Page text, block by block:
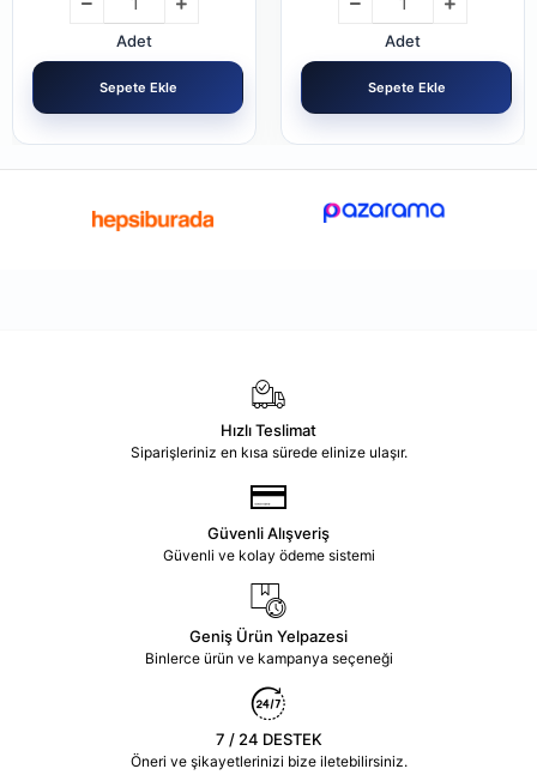
Adet
Sepete Ekle
Adet
Sepete Ekle
Hızlı Teslimat
Siparişleriniz en kısa sürede elinize ulaşır.
Güvenli Alışveriş
Güvenli ve kolay ödeme sistemi
Geniş Ürün Yelpazesi
Binlerce ürün ve kampanya seçeneği
7 / 24 DESTEK
Öneri ve şikayetlerinizi bize iletebilirsiniz.